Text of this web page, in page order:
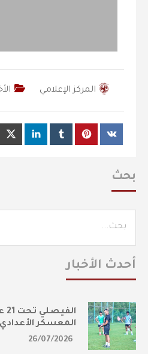
المركز الإعلامي
بحث
أحدث الأخبار
المعسكر
26/07/2026